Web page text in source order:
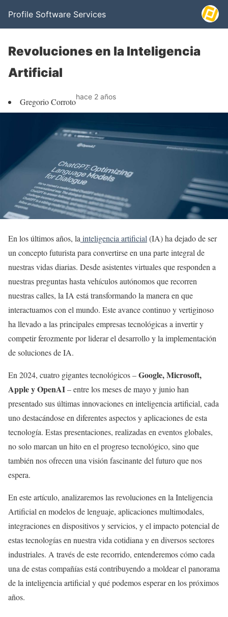
Profile Software Services
Revoluciones en la Inteligencia
Artificial
Gregorio Corrotohace 2 años
En los últimos años, la inteligencia artificial (IA) ha dejado de ser
un concepto futurista para convertirse en una parte integral de
nuestras vidas diarias. Desde asistentes virtuales que responden a
nuestras preguntas hasta vehículos autónomos que recorren
nuestras calles, la IA está transformando la manera en que
interactuamos con el mundo. Este avance continuo y vertiginoso
ha llevado a las principales empresas tecnológicas a invertir y
competir ferozmente por liderar el desarrollo y la implementación
de soluciones de IA.
En 2024, cuatro gigantes tecnológicos –Google, Microsoft,
Apple y OpenAI– entre los meses de mayo y junio han
presentado sus últimas innovaciones en inteligencia artificial, cada
uno destacándose en diferentes aspectos y aplicaciones de esta
tecnología. Estas presentaciones, realizadas en eventos globales,
no solo marcan un hito en el progreso tecnológico, sino que
también nos ofrecen una visión fascinante del futuro que nos
espera.
En este artículo, analizaremos las revoluciones en la Inteligencia
Artificial en modelos de lenguaje, aplicaciones multimodales,
integraciones en dispositivos y servicios, y el impacto potencial de
estas tecnologías en nuestra vida cotidiana y en diversos sectores
industriales. A través de este recorrido, entenderemos cómo cada
una de estas compañías está contribuyendo a moldear el panorama
de la inteligencia artificial y qué podemos esperar en los próximos
años.